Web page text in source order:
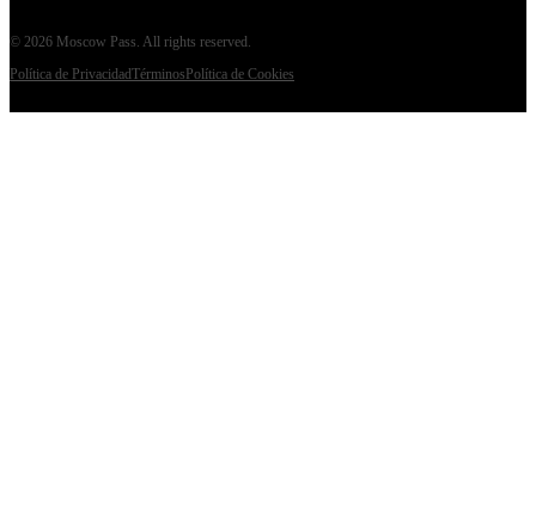
© 2026 Moscow Pass. All rights reserved.
Política de PrivacidadTérminos Política de Cookies